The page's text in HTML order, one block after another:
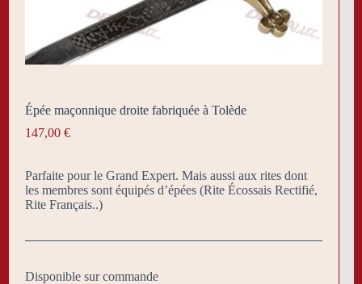
Épée maçonnique droite fabriquée à Tolède
147,00 €
Parfaite pour le Grand Expert. Mais aussi aux rites dont
les membres sont équipés d’épées (Rite Écossais Rectifié,
Rite Français..)
Disponible sur commande